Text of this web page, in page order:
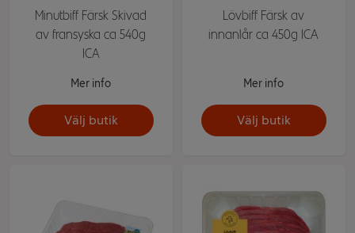
Minutbiff Färsk Skivad
av fransyska ca 540g
ICA
Mer info
Välj butik
Lövbiff Färsk av
innanlår ca 450g ICA
Mer info
Välj butik